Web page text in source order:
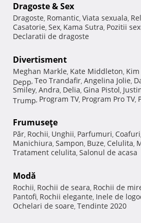
Dragoste & Sex
Dragoste, Romantic, Viata sexuala,
Casatorie, Sex, Kama Sutra, Pozitii
Declaratii de dragoste
Divertisment
Meghan Markle, Kate Middleton,
Depp, Teo Trandafir, Angelina Jolie,
Smiley, Andra, Delia, Gina Pistol,
Trump, Program TV, Program Pro TV,
Frumuseţe
Păr, Rochii, Unghii, Parfumuri, Coafuri,
Manichiura, Sampon, Buze, Celulita,
Tratament celulita, Salonul de acasa
Modă
Rochii, Rochii de seara, Rochii de
Pantofi, Rochii elegante, Inele de
Ochelari de soare, Tendinte 2020